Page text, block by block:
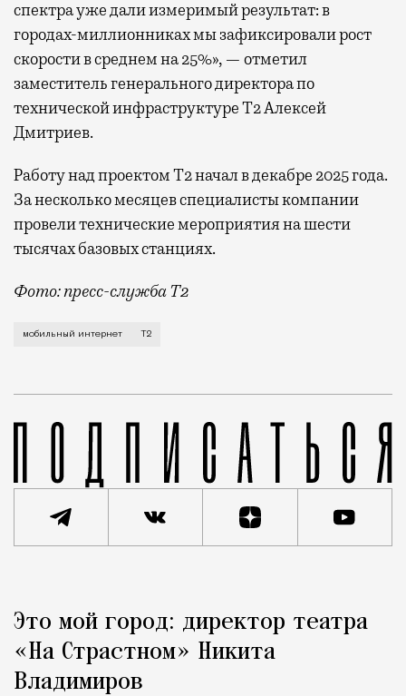
спектра уже дали измеримый результат: в
городах-миллионниках мы зафиксировали рост
скорости в среднем на 25%», — отметил
заместитель генерального директора по
технической инфраструктуре Т2 Алексей
Дмитриев.
Работу над проектом Т2 начал в декабре 2025 года.
За несколько месяцев специалисты компании
провели технические мероприятия на шести
тысячах базовых станциях.
Фото: пресс-служба Т2
Мобильный оператор Т2 завершил работы по
мобильный интернет Т2
Город
Это мой город: директор театра
«На Страстном» Никита
Владимиров